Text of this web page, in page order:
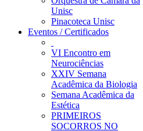
Unisc
Pinacoteca Unisc
Eventos / Certificados
VI Encontro em
Neurociências
XXIV Semana
Acadêmica da Biologia
Semana Acadêmica da
Estética
PRIMEIROS
SOCORROS NO